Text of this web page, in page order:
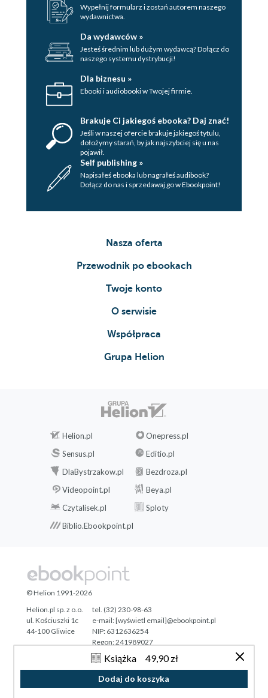
Książka 49,90 zł
Dodaj do koszyka
Wypełnij formularz i zostań autorem naszego
wydawnictwa.
Da wydawców »
Jesteś średnim lub dużym wydawcą? Dołącz do
naszego systemu dystrybucji!
Dla biznesu »
Ebooki i audiobooki w Twojej firmie.
Brakuje Ci jakiegoś ebooka? Daj znać!
Jeśli w naszej ofercie brakuje jakiegoś tytulu,
dołożymy starań, by jak najszybciej się u nas
pojawił.
Self publishing »
Napisałeś ebooka lub nagrałeś audibook?
Dołącz do nas i sprzedawaj go w Ebookpoint!
Nasza oferta
Przewodnik po ebookach
Twoje konto
O serwisie
Współpraca
Grupa Helion
Helion.pl
Onepress.pl
Sensus.pl
Editio.pl
DlaBystrzakow.pl
Bezdroza.pl
Videopoint.pl
Beya.pl
Czytalisek.pl
Sploty
Biblio.Ebookpoint.pl
Tonik.pl
© Helion 1991-2026
Helion.pl sp. z o.o.
ul. Kościuszki 1c
44-100 Gliwice
tel. (32) 230-98-63
e-mail:[wyświetl email]@ebookpoint.pl
NIP: 6312636254
Regon: 241989027